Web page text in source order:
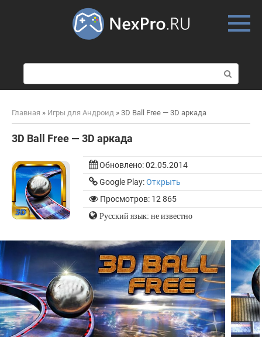
о
и
к
Главная » Игры для Андроид » 3D Ball Free — 3D аркада
3D Ball Free — 3D аркада
Обновлено:02.05.2014
Google Play:Открыть
Просмотров: 12 865
Русский язык: не известно